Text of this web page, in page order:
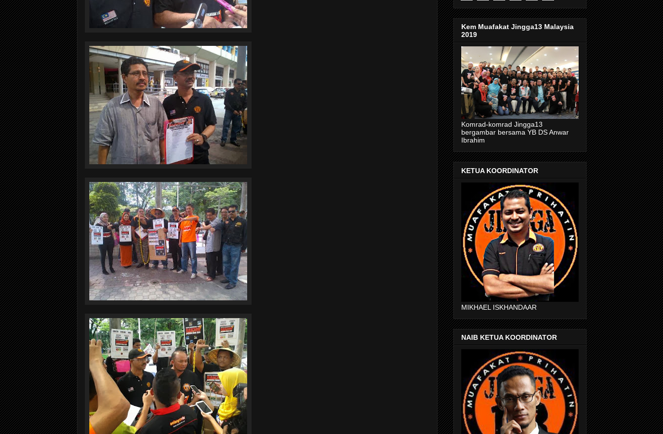
Kem Muafakat Jingga13 Malaysia
2019
Komrad-komrad Jingga13
bergambar bersama YB DS Anwar
Ibrahim
KETUA KOORDINATOR
MIKHAEL ISKHANDAAR
NAIB KETUA KOORDINATOR